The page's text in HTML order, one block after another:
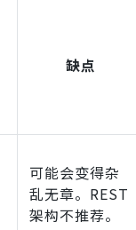
缺点
可能会变得杂
乱无章。REST
架构不推荐。